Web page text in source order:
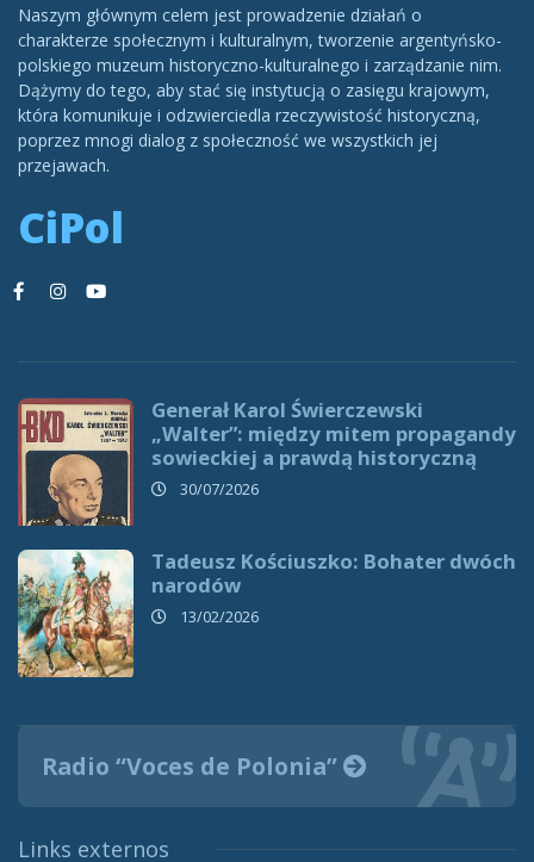
Naszym głównym celem jest prowadzenie działań o
charakterze społecznym i kulturalnym, tworzenie argentyńsko-
polskiego muzeum historyczno-kulturalnego i zarządzanie nim.
Dążymy do tego, aby stać się instytucją o zasięgu krajowym,
która komunikuje i odzwierciedla rzeczywistość historyczną,
poprzez mnogi dialog z społeczność we wszystkich jej
przejawach.
CiPol
Generał Karol Świerczewski
„Walter”: między mitem propagandy
sowieckiej a prawdą historyczną
30/07/2026
Tadeusz Kościuszko: Bohater dwóch
narodów
13/02/2026
Radio “Voces de Polonia”
Links externos